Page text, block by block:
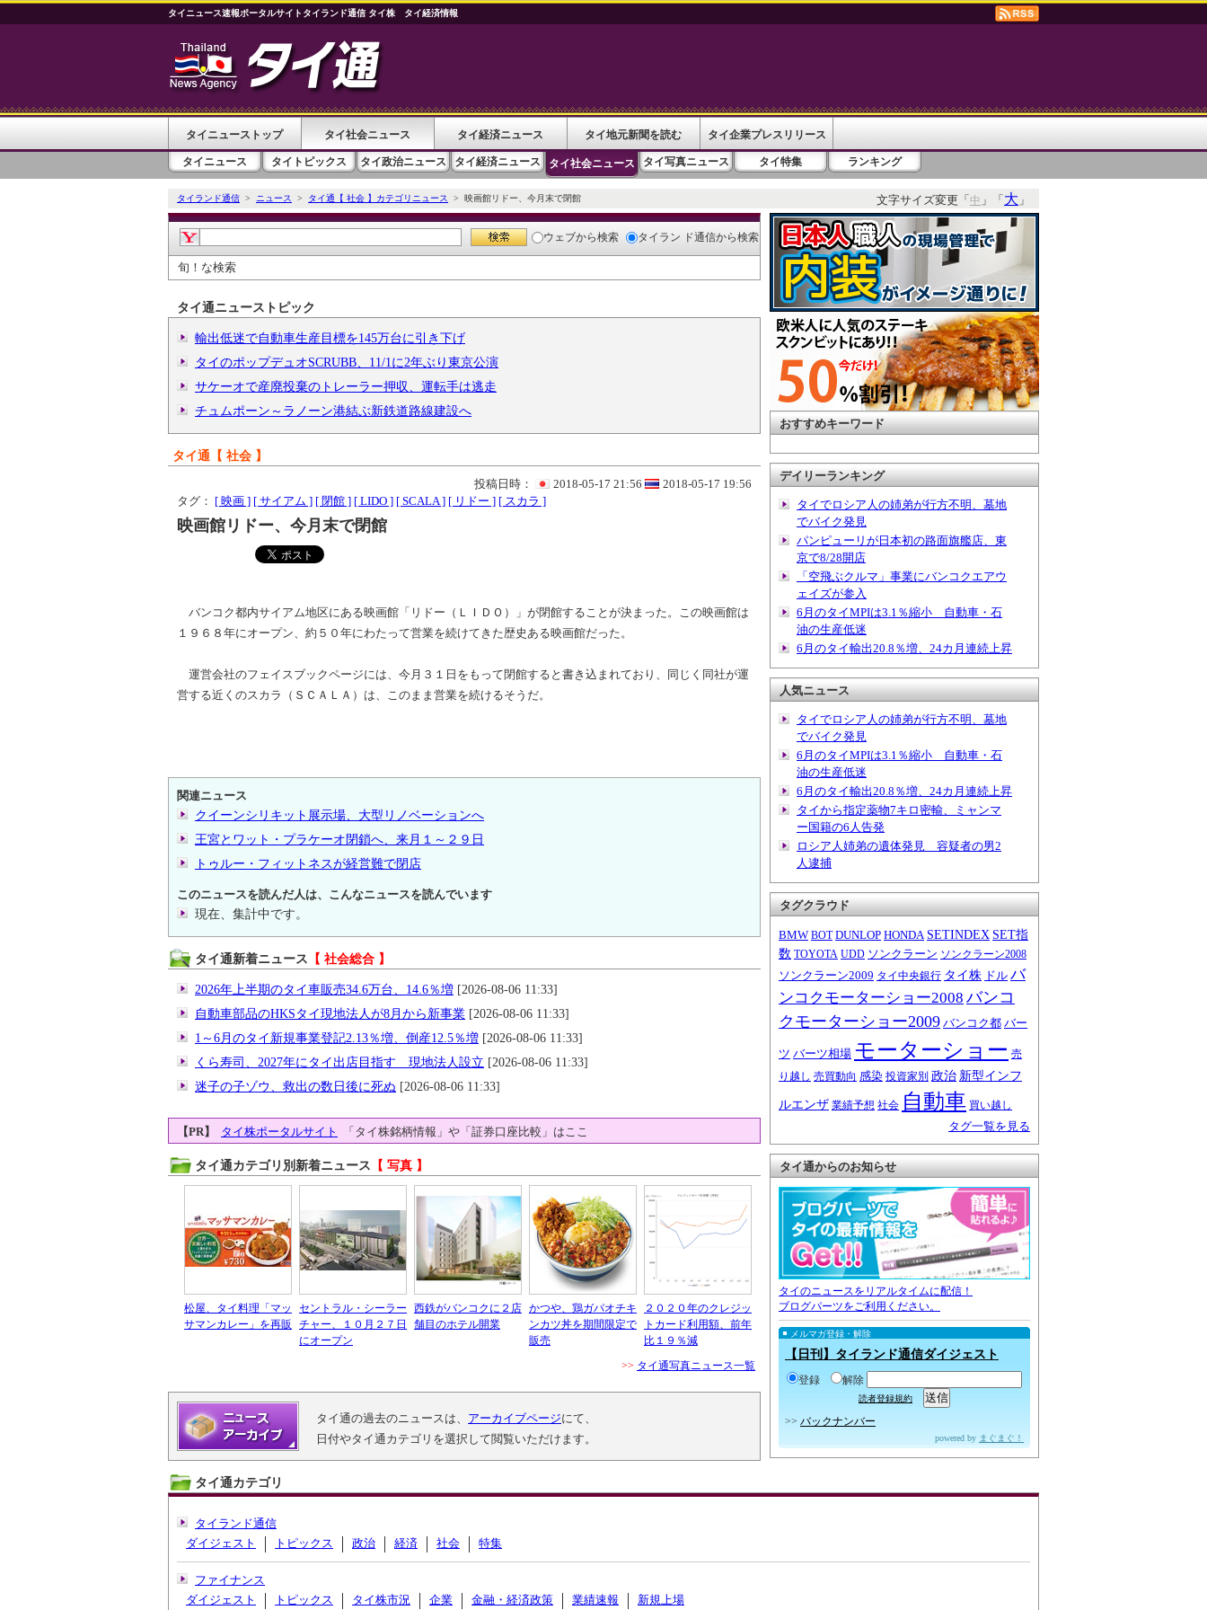
タイニュース速報ポータルサイトタイランド通信 タイ株 タイ経済情報
タイニューストップ タイ社会ニュース タイ経済ニュース タイ地元新聞を読む タイ企業プレスリリース
タイニュース タイトピックス タイ政治ニュース タイ経済ニュース タイ社会ニュース タイ写真ニュース タイ特集 ランキング
タイランド通信 > ニュース > タイ通【 社会 】カテゴリニュース > 映画館リドー、今月末で閉館 文字サイズ変更「中 」「大 」
ウェブから検索 タイラン ド通信から検索
旬！な検索
タイ通ニューストピック
輸出低迷で自動車生産目標を145万台に引き下げ
タイのポップデュオSCRUBB、11/1に2年ぶり東京公演
サケーオで産廃投棄のトレーラー押収、運転手は逃走
チュムポーン～ラノーン港結ぶ新鉄道路線建設へ
タイ通【 社会 】
投稿日時： 2018-05-17 21:56
2018-05-17 19:56
タグ： [ 映画 ] [ サイアム ] [ 閉館 ] [ LIDO ] [ SCALA ] [ リドー ] [ スカラ ]
映画館リドー、今月末で閉館
バンコク都内サイアム地区にある映画館「リドー（ＬＩＤＯ）」が閉館することが決まった。この映画館は
１９６８年にオープン、約５０年にわたって営業を続けてきた歴史ある映画館だった。
運営会社のフェイスブックページには、今月３１日をもって閉館すると書き込まれており、同じく同社が運
営する近くのスカラ（ＳＣＡＬＡ）は、このまま営業を続けるそうだ。
関連ニュース
クイーンシリキット展示場、大型リノベーションへ
王宮とワット・プラケーオ閉鎖へ、来月１～２９日
トゥルー・フィットネスが経営難で閉店
このニュースを読んだ人は、こんなニュースを読んでいます
現在、集計中です。
タイ通新着ニュース 【 社会総合 】
2026年上半期のタイ車販売34.6万台、14.6％増 [2026-08-06 11:33]
自動車部品のHKSタイ現地法人が8月から新事業 [2026-08-06 11:33]
1～6月のタイ新規事業登記2.13％増、倒産12.5％増 [2026-08-06 11:33]
くら寿司、2027年にタイ出店目指す 現地法人設立 [2026-08-06 11:33]
迷子の子ゾウ、救出の数日後に死ぬ [2026-08-06 11:33]
【PR】 タイ株ポータルサイト 「タイ株銘柄情報」や「証券口座比較」はここ
タイ通カテゴリ別新着ニュース 【 写真 】
松屋、タイ料理「マッ
サマンカレー」を再販
セントラル・シーラー
チャー、１０月２７日
にオープン
西鉄がバンコクに２店
舗目のホテル開業
かつや、鶏ガパオチキ
ンカツ丼を期間限定で
販売
２０２０年のクレジッ
トカード利用額、前年
比１９％減
>> タイ通写真ニュース一覧
タイ通の過去のニュースは、 アーカイブページにて、
日付やタイ通カテゴリを選択して閲覧いただけます。
おすすめキーワード
デイリーランキング
タイでロシア人の姉弟が行方不明、墓地
でバイク発見
パンピューリが日本初の路面旗艦店、東
京で8/28開店
「空飛ぶクルマ」事業にバンコクエアウ
ェイズが参入
6月のタイMPIは3.1％縮小 自動車・石
油の生産低迷
6月のタイ輸出20.8％増、24カ月連続上昇
人気ニュース
タイでロシア人の姉弟が行方不明、墓地
でバイク発見
6月のタイMPIは3.1％縮小 自動車・石
油の生産低迷
6月のタイ輸出20.8％増、24カ月連続上昇
タイから指定薬物7キロ密輸、ミャンマ
ー国籍の6人告発
ロシア人姉弟の遺体発見 容疑者の男2
人逮捕
タグクラウド
BMW BOT DUNLOP HONDA SETINDEX SET指
数 TOYOTA UDD ソンクラーン ソンクラーン2008
ソンクラーン2009 タイ中央銀行 タイ株 ドル バ
ンコクモーターショー2008 バンコ
クモーターショー2009 バンコク都 バー
ツ バーツ相場 モーターショー 売
り越し 売買動向 感染 投資家別 政治 新型インフ
ルエンザ 業績予想 社会 自動車 買い越し
タグ一覧を見る
タイ通からのお知らせ
タイのニュースをリアルタイムに配信！
ブログパーツをご利用ください。
メルマガ登録・解除
【日刊】タイランド通信ダイジェスト
登録 解除
読者登録規約
>> バックナンバー
powered by まぐまぐ！
タイ通カテゴリ
タイランド通信
ダイジェスト
トピックス 政治 経済 社会 特集
ファイナンス
ダイジェスト
トピックス タイ株市況 企業 金融・経済政策 業績速報 新規上場